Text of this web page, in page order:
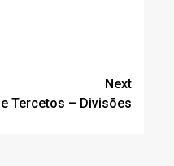
Next
Tercetos – Divisões